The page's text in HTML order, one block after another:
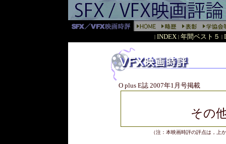
| INDEX | 年間ベスト５ |
O plus E誌 2007年1月号掲載
その
（注：本映画時評の評点は，上